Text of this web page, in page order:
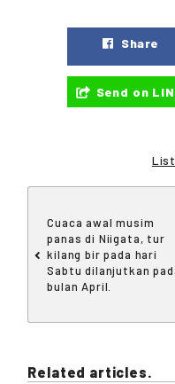
Share
Send on
Cuaca awal musim
panas di Niigata, tur
kilang bir pada hari
Sabtu dilanjutkan
bulan April.
Related articles.